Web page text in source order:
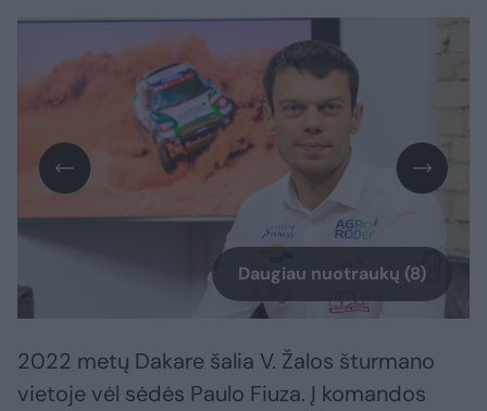
Daugiau nuotraukų (8)
2022 metų Dakare šalia V. Žalos šturmano
vietoje vėl sėdės Paulo Fiuza. Į komandos